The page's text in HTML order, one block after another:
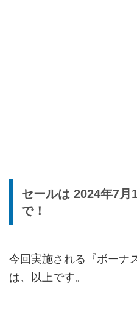
セールは 2024年7月
で！
今回実施される『ボーナ
は、以上です。